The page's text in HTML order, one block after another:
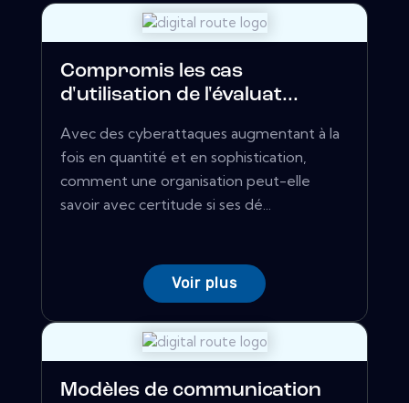
Compromis les cas
d'utilisation de l'évaluat...
Avec des cyberattaques augmentant à la
fois en quantité et en sophistication,
comment une organisation peut-elle
savoir avec certitude si ses dé...
Voir plus
Modèles de communication